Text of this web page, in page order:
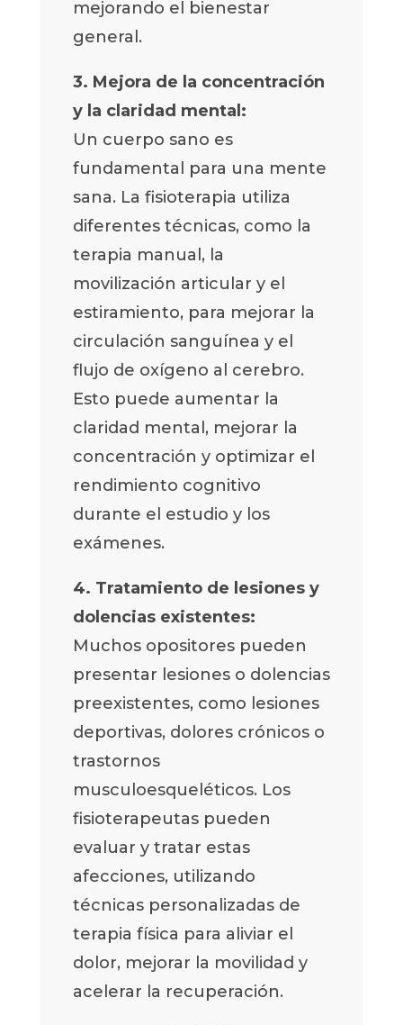
mejorando el bienestar
general.
3. Mejora de la concentración
y la claridad mental:
Un cuerpo sano es
fundamental para una mente
sana. La fisioterapia utiliza
diferentes técnicas, como la
terapia manual, la
movilización articular y el
estiramiento, para mejorar la
circulación sanguínea y el
flujo de oxígeno al cerebro.
Esto puede aumentar la
claridad mental, mejorar la
concentración y optimizar el
rendimiento cognitivo
durante el estudio y los
exámenes.
4. Tratamiento de lesiones y
dolencias existentes:
Muchos opositores pueden
presentar lesiones o dolencias
preexistentes, como lesiones
deportivas, dolores crónicos o
trastornos
musculoesqueléticos. Los
fisioterapeutas pueden
evaluar y tratar estas
afecciones, utilizando
técnicas personalizadas de
terapia física para aliviar el
dolor, mejorar la movilidad y
acelerar la recuperación.